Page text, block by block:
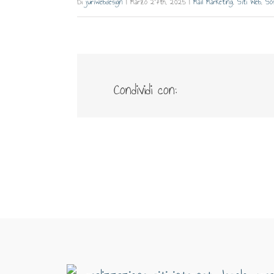
Condividi con: